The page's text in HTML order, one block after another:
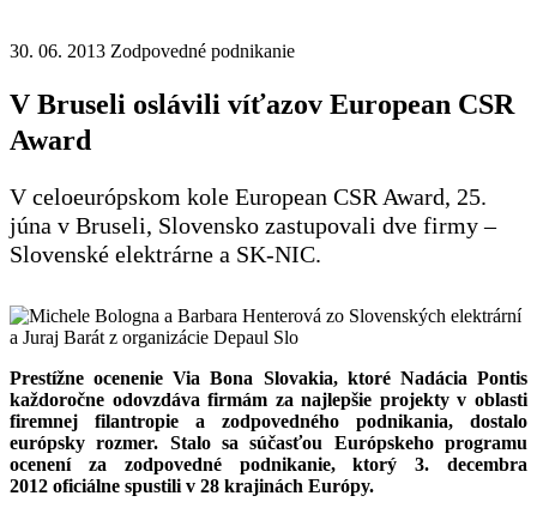
30. 06. 2013 Zodpovedné podnikanie
V Bruseli oslávili víťazov European CSR
Award
V celoeurópskom kole European CSR Award, 25.
júna v Bruseli, Slovensko zastupovali dve firmy –
Slovenské elektrárne a SK-NIC.
Prestížne ocenenie Via Bona Slovakia, ktoré Nadácia Pontis
každoročne odovzdáva firmám za najlepšie projekty v oblasti
firemnej filantropie a zodpovedného podnikania, dostalo
európsky rozmer. Stalo sa súčasťou Európskeho programu
ocenení za zodpovedné podnikanie, ktorý 3. decembra
2012 oficiálne spustili v 28 krajinách Európy.